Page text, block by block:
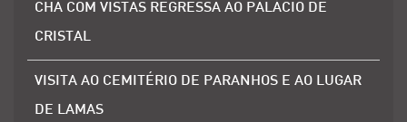
CHÁ COM VISTAS REGRESSA AO PALÁCIO DE
CRISTAL
VISITA AO CEMITÉRIO DE PARANHOS E AO LUGAR
DE LAMAS